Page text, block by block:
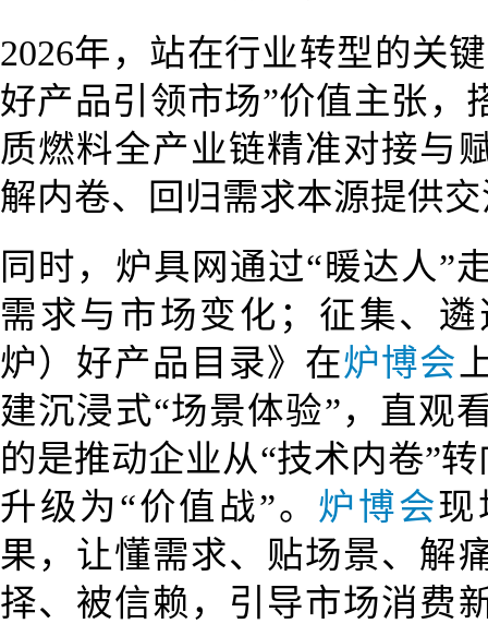
2026年，站在行业转型的关
好产品引领市场”价值主张，
质燃料全产业链精准对接与
解内卷、回归需求本源提供
同时，炉具网通过“暖达人”
需求与市场变化；征集、
炉）好产品目录》在炉博会
建沉浸式“场景体验”，直观
的是推动企业从“技术内卷”
升级为“价值战”。 炉博会现
果，让懂需求、贴场景、解
择、被信赖，引导市场消费